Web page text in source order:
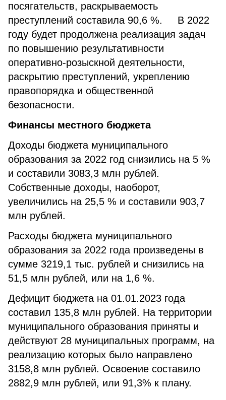
посягательств, раскрываемость
преступлений составила 90,6 %. В 2022
году будет продолжена реализация задач
по повышению результативности
оперативно-розыскной деятельности,
раскрытию преступлений, укреплению
правопорядка и общественной
безопасности.
Финансы местного бюджета
Доходы бюджета муниципального
образования за 2022 год снизились на 5 %
и составили 3083,3 млн рублей.
Собственные доходы, наоборот,
увеличились на 25,5 % и составили 903,7
млн рублей.
Расходы бюджета муниципального
образования за 2022 года произведены в
сумме 3219,1 тыс. рублей и снизились на
51,5 млн рублей, или на 1,6 %.
Дефицит бюджета на 01.01.2023 года
составил 135,8 млн рублей. На территории
муниципального образования приняты и
действуют 28 муниципальных программ, на
реализацию которых было направлено
3158,8 млн рублей. Освоение составило
2882,9 млн рублей, или 91,3% к плану.